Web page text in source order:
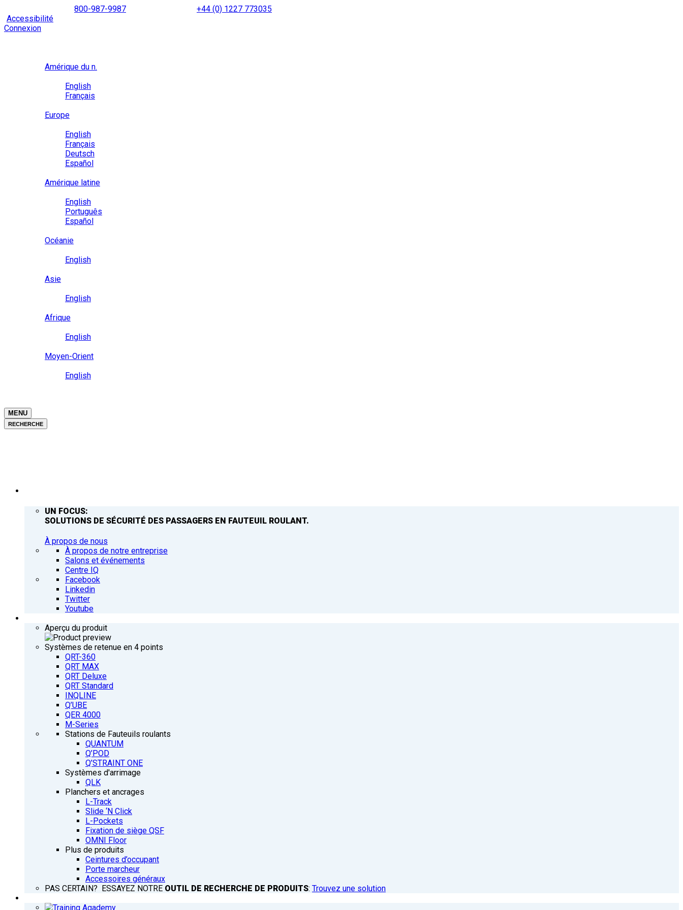
to
content
800-987-9987
+44 (0) 1227 773035
Accessibilité
Connexion
Amérique du n.
English
Français
Europe
English
Français
Deutsch
Español
Amérique latine
English
Português
Español
Océanie
English
Asie
English
Afrique
English
Moyen-Orient
English
MENU
RECHERCHE
UN FOCUS:
SOLUTIONS DE SÉCURITÉ DES PASSAGERS EN FAUTEUIL ROULANT.
À propos de nous
À propos de notre entreprise
Salons et événements
Centre IQ
Facebook
Linkedin
Twitter
Youtube
Aperçu du produit
Systèmes de retenue en 4 points
QRT-360
QRT MAX
QRT Deluxe
QRT Standard
INQLINE
Q’UBE
QER 4000
M-Series
Stations de Fauteuils roulants
QUANTUM
Q’POD
Q’STRAINT ONE
Systèmes d'arrimage
QLK
Planchers et ancrages
L-Track
Slide ‘N Click
L-Pockets
Fixation de siège QSF
OMNI Floor
Plus de produits
Ceintures d’occupant
Porte marcheur
Accessoires généraux
PAS CERTAIN? ESSAYEZ NOTRE OUTIL DE RECHERCHE DE PRODUITS: Trouvez une solution